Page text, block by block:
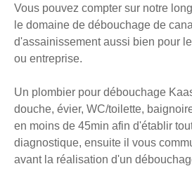
Vous pouvez compter sur notre
le domaine de débouchage de
d'assainissement aussi bien pour
ou entreprise.
Un plombier pour débouchage
douche, évier, WC/toilette,
en moins de 45min afin d'établir
diagnostique, ensuite il vous
avant la réalisation d'un